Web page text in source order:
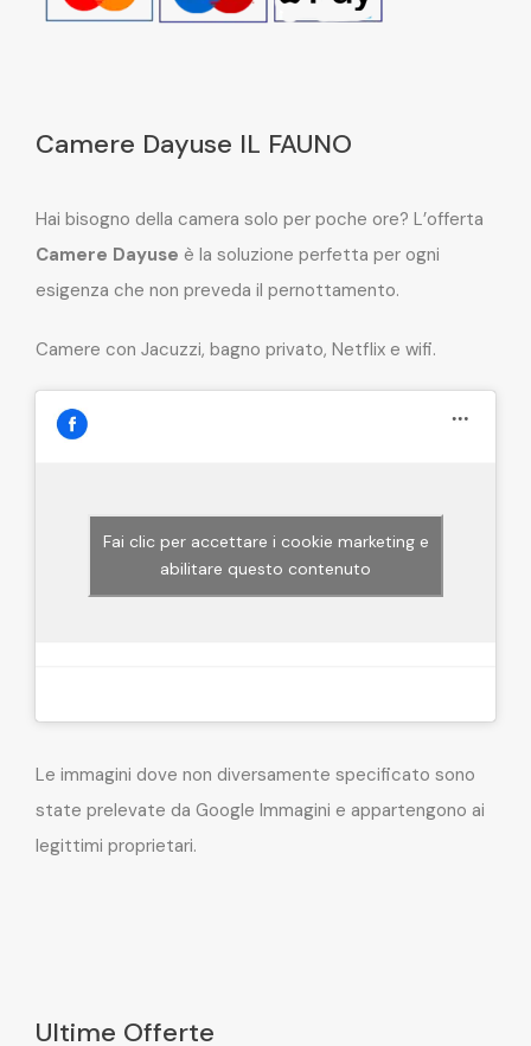
Camere Dayuse IL FAUNO
Hai bisogno della camera solo per poche ore? L’offerta
Camere Dayuse è la soluzione perfetta per ogni
esigenza che non preveda il pernottamento.
Camere con Jacuzzi, bagno privato, Netflix e wifi.
Fai clic per accettare i cookie marketing e
abilitare questo contenuto
Le immagini dove non diversamente specificato sono
state prelevate da Google Immagini e appartengono ai
legittimi proprietari.
Ultime Offerte